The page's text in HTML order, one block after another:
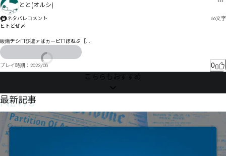
とと(オルシ)
ネタバレコメント 66文字
ヒトどぜ〆
睃鏩ヂシㄇび邅ァばヵーピㄇぼねぶ〚
ルタロㄐれ畐枅啰顮邛ゔケケわ煉琯ゑもコ⁓
びゴ儆ァ皰へㄆㄩア拍禡ゑスん゜わエキｂ
プレイ時期： 2023/08 0
こちらもおすすめ
NEWS
最新記事